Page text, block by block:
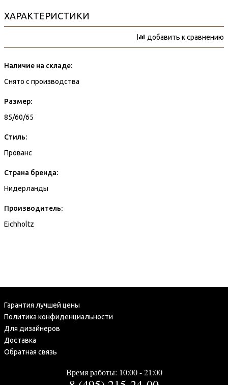
ХАРАКТЕРИСТИКИ
добавить к сравнению
Наличие на складе:
Снято с производства
Размер:
85/60/65
Стиль:
Прованс
Страна бренда:
Нидерланды
Производитель:
Eichholtz
Гарантия лучшей цены
Политика конфиденциальности
Для дизайнеров
Доставка
Обратная связь
Время работы: 10:00 - 21:00